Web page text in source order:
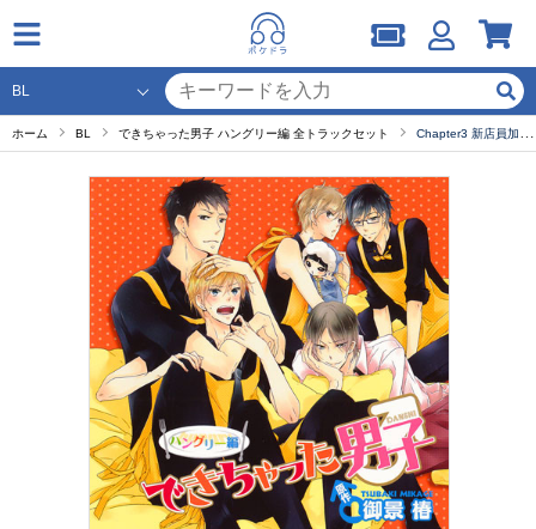
ホーム BL できちゃった男子 ハングリー編 全トラックセット Chapter3 新店員加入編